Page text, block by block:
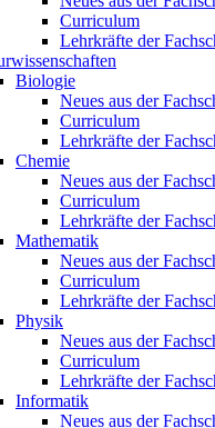
Curriculum
Lehrkräfte der
Biologie
Neues aus der
Curriculum
Lehrkräfte der
Chemie
Neues aus der
Curriculum
Lehrkräfte der
Mathematik
Neues aus der
Curriculum
Lehrkräfte der
Physik
Neues aus der
Curriculum
Lehrkräfte der
Informatik
Neues aus der